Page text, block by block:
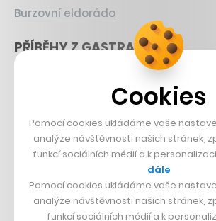
Burzovní eldorádo
PŘÍBĚHY Z GASTRA
Francouzský šéfkuchař na Šumavě
Dva golfisti, co pečou
DESIGN
Bomma není tichá
Originální hodinky
Cookies
Pomocí cookies ukládáme vaše
analýze návštěvnosti našich stránek,
funkcí sociálních médií a k
dále
Pomocí cookies ukládáme vaše
analýze návštěvnosti našich stránek,
funkcí sociálních médií a k